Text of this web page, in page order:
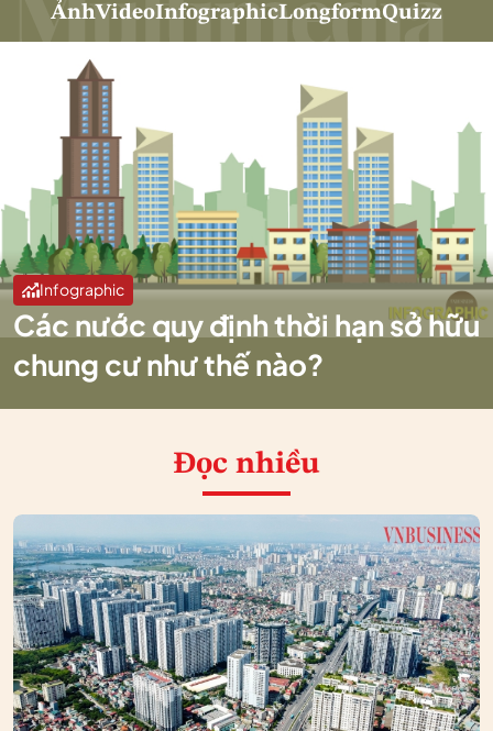
ẢnhVideoInfographicLongformQuizz
Infographic
Các nước quy định thời hạn sở hữu
chung cư như thế nào?
Đọc nhiều